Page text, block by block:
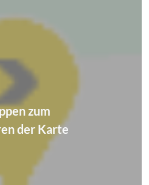
zum
der Karte